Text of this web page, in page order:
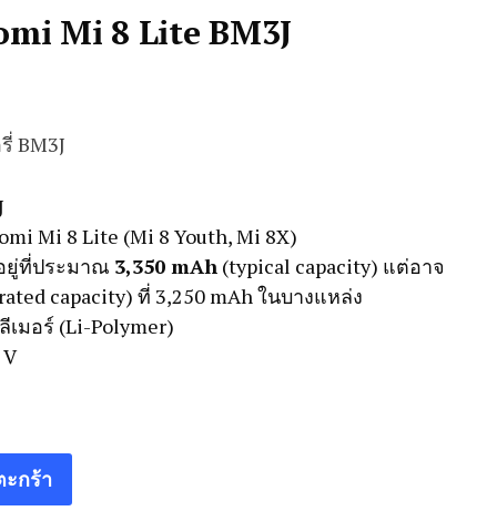
Mi 8 Lite BM3J
BM3J
Mi 8 Lite (Mi 8 Youth, Mi 8X)
ยู่ที่ประมาณ 3,350 mAh (typical capacity) แต่อาจ
capacity) ที่ 3,250 mAh ในบางแหล่ง
เมอร์ (Li-Polymer)
กร้า